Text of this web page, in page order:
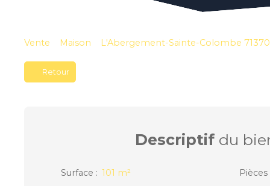
Vente Maison L'Abergement-Sainte-Colombe 71370
Retour
Descriptifdu
Surface : 101 m² Pièces